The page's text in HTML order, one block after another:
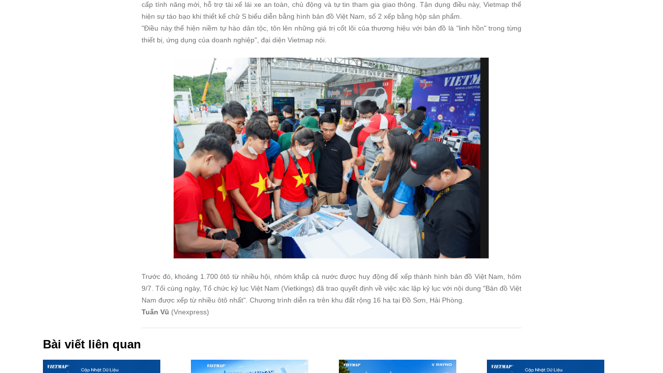
cấp tính năng mới, hỗ trợ tài xế lái xe an toàn, chủ động và tự tin tham gia giao thông. Tận dụng điều này, Vietmap thể
hiện sự táo bạo khi thiết kế chữ S biểu diễn bằng hình bản đồ Việt Nam, số 2 xếp bằng hộp sản phẩm.
"Điều này thể hiện niềm tự hào dân tộc, tôn lên những giá trị cốt lõi của thương hiệu với bản đồ là "linh hồn" trong từng
thiết bị, ứng dụng của doanh nghiệp", đại diện Vietmap nói.
Trước đó, khoảng 1.700 ôtô từ nhiều hội, nhóm khắp cả nước được huy động để xếp thành hình bản đồ Việt Nam, hôm
9/7. Tối cùng ngày, Tổ chức kỷ lục Việt Nam (Vietkings) đã trao quyết định về việc xác lập kỷ lục với nội dung "Bản đồ Việt
Nam được xếp từ nhiều ôtô nhất". Chương trình diễn ra trên khu đất rộng 16 ha tại Đồ Sơn, Hải Phòng.
Tuấn Vũ (Vnexpress)
Bài viết liên quan